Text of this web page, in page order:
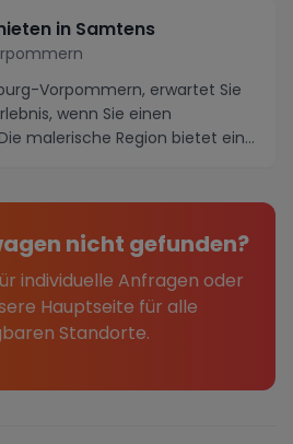
in Samtens
Vorpommern, erwartet Sie
wenn Sie einen
malerische Region bietet eine
nicht gefunden?
individuelle Anfragen oder
Hauptseite für alle
Standorte.